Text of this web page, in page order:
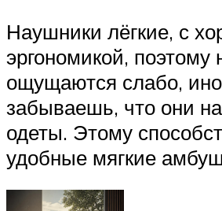
Наушники лёгкие, с
эргономикой, поэтому
ощущаются слабо,
забываешь, что они на
одеты. Этому
удобные мягкие